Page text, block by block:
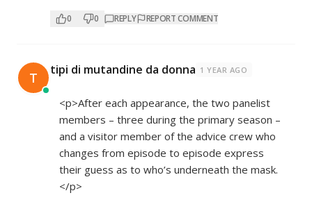
0 0 REPLY REPORT COMMENT
T tipi di mutandine da donna 1 YEAR AGO
<p>After each appearance, the two panelist
members – three during the primary season –
and a visitor member of the advice crew who
changes from episode to episode express
their guess as to who’s underneath the mask.
</p>